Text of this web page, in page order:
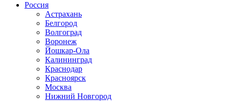
Россия
Астрахань
Белгород
Волгоград
Воронеж
Йошкар-Ола
Калининград
Краснодар
Красноярск
Москва
Нижний Новгород